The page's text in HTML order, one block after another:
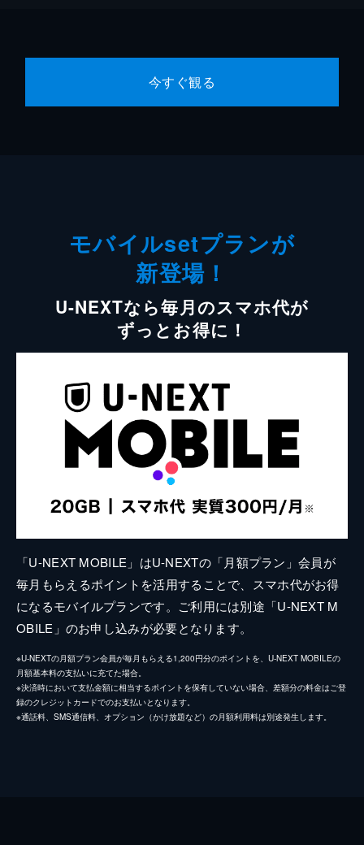
今すぐ観る
モバイルsetプランが
新登場！
U-NEXTなら毎月のスマホ代が
ずっとお得に！
「U-NEXT MOBILE」はU-NEXTの「月額プラン」会員が
毎月もらえるポイントを活用することで、スマホ代がお得
になるモバイルプランです。ご利用には別途「U-NEXT M
OBILE」のお申し込みが必要となります。
※U-NEXTの月額プラン会員が毎月もらえる1,200円分のポイントを、U-NEXT MOBILEの
月額基本料の支払いに充てた場合。
※決済時において支払金額に相当するポイントを保有していない場合、差額分の料金はご登
録のクレジットカードでのお支払いとなります。
※通話料、SMS通信料、オプション（かけ放題など）の月額利用料は別途発生します。